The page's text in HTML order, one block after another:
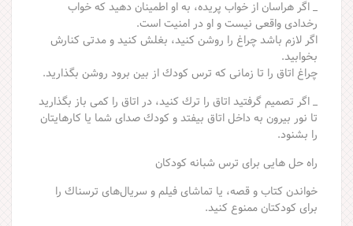
_ اگر هراسان از خواب پریده، به او اطمینان دهید كه خواب
رخدادی واقعی نیست و او در امنیت است.
اگر لازم باشد چراغ را روشن كنید، بغلش كنید و مدتی كنارش
بخوابید.
چراغ اتاق را تا زمانی كه ترس كودك از بین برود روشن بگذارید.
_ اگر تصمیم گرفتید اتاق را ترك كنید، در اتاق را كمی باز بگذارید
تا نور بیرون به داخل اتاق بیفتد و كودك صدای شما یا كارهایتان
را بشنود.
راه حل هایی برای ترس شبانه کودکان
خواندن كتاب و قصه، یا تماشای فیلم و سریال‌های ترسناك را
برای كودكتان ممنوع كنید.